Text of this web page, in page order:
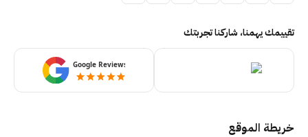
تقييمك يهمنا، شاركنا تجربتك
خريطة الموقع